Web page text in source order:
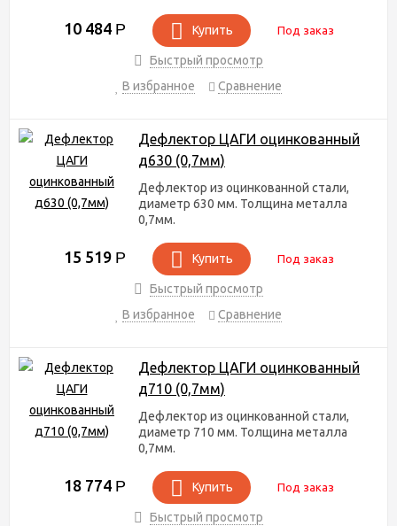
10 484 Р Купить Под заказ
Быстрый просмотр
В избранное
Сравнение
Дефлектор ЦАГИ оцинкованный
д630 (0,7мм)
Дефлектор из оцинкованной стали,
диаметр 630 мм. Толщина металла
0,7мм.
15 519 Р Купить Под заказ
Быстрый просмотр
В избранное
Сравнение
Дефлектор ЦАГИ оцинкованный
д710 (0,7мм)
Дефлектор из оцинкованной стали,
диаметр 710 мм. Толщина металла
0,7мм.
18 774 Р Купить Под заказ
Быстрый просмотр